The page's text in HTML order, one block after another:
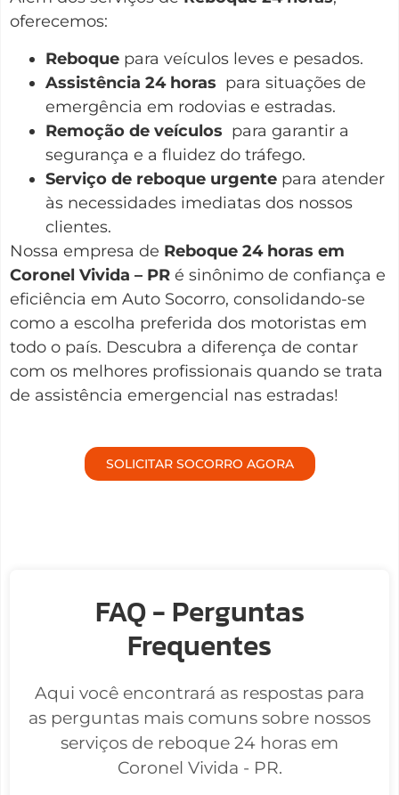
oferecemos:
Reboque para veículos leves e pesados.
Assistência 24 horas para situações de
emergência em rodovias e estradas.
Remoção de veículos para garantir a
segurança e a fluidez do tráfego.
Serviço de reboque urgente para atender
às necessidades imediatas dos nossos
clientes.
Nossa empresa de Reboque 24 horas em
Coronel Vivida – PR é sinônimo de confiança e
eficiência em Auto Socorro, consolidando-se
como a escolha preferida dos motoristas em
todo o país. Descubra a diferença de contar
com os melhores profissionais quando se trata
de assistência emergencial nas estradas!
SOLICITAR SOCORRO AGORA
FAQ - Perguntas
Frequentes
Aqui você encontrará as respostas para
as perguntas mais comuns sobre nossos
serviços de reboque 24 horas em
Coronel Vivida - PR.